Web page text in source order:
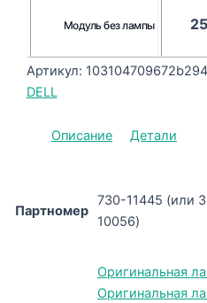
Модуль без лампы
Артикул:
DELL
Описание Детали
Партномер
730-11445 (или
10056)
Оригинальная
Оригинальная